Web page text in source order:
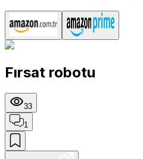
Fırsat robotu
33
1